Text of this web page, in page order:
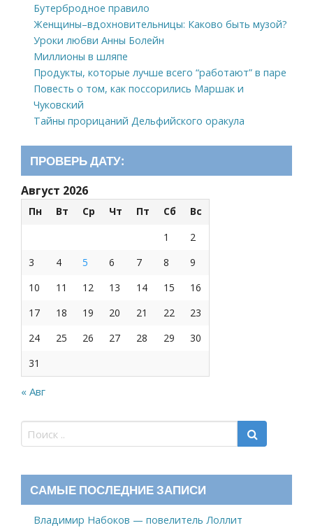
Бутербродное правило
Женщины–вдохновительницы: Каково быть музой?
Уроки любви Анны Болейн
Миллионы в шляпе
Продукты, которые лучше всего “работают” в паре
Повесть о том, как поссорились Маршак и
Чуковский
Тайны прорицаний Дельфийского оракула
ПРОВЕРЬ ДАТУ:
Август 2026
Пн Вт Ср Чт Пт Сб
Вс
1
2
3
4 5 6 7 8
9
10
11 12 13 14 15
16
17
18 19 20 21 22
23
24
25 26 27 28 29
30
31
« Авг
САМЫЕ ПОСЛЕДНИЕ ЗАПИСИ
Владимир Набоков — повелитель Лоллит